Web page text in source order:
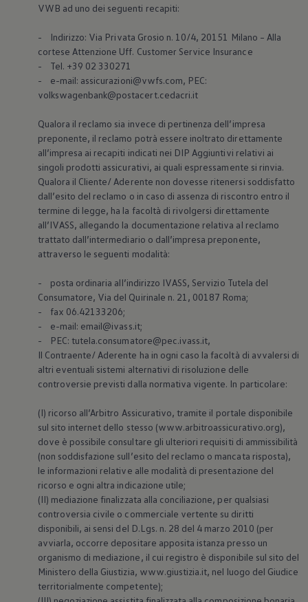
VWB ad uno dei seguenti recapiti:
- Indirizzo: Via Privata Grosio n. 10/4, 20151 Milano – Alla
cortese Attenzione Uff. Customer Service Insurance
- Tel. +39 02 330271
- e-mail: assicurazioni@vwfs.com, PEC:
volkswagenbank@postacert.cedacri.it
Qualora il reclamo sia invece di pertinenza dell’impresa
preponente, il reclamo potrà essere inoltrato direttamente
all’impresa ai recapiti indicati nei DIP Aggiuntivi relativi ai
singoli prodotti assicurativi, ai quali espressamente si rinvia.
Qualora il Cliente/ Aderente non dovesse ritenersi soddisfatto
dall’esito del reclamo o in caso di assenza di riscontro entro il
termine di legge, ha la facoltà di rivolgersi direttamente
all’IVASS, allegando la documentazione relativa al reclamo
trattato dall’intermediario o dall’impresa preponente,
attraverso le seguenti modalità:
- posta ordinaria all’indirizzo IVASS, Servizio Tutela del
Consumatore, Via del Quirinale n. 21, 00187 Roma;
- fax 06.42133206;
- e-mail: email@ivass.it;
- PEC: tutela.consumatore@pec.ivass.it,
Il Contraente/ Aderente ha in ogni caso la facoltà di avvalersi di
altri eventuali sistemi alternativi di risoluzione delle
controversie previsti dalla normativa vigente. In particolare:
(I) ricorso all’Arbitro Assicurativo, tramite il portale disponibile
sul sito internet dello stesso (www.arbitroassicurativo.org),
dove è possibile consultare gli ulteriori requisiti di ammissibilità
(non soddisfazione sull’esito del reclamo o mancata risposta),
le informazioni relative alle modalità di presentazione del
ricorso e ogni altra indicazione utile;
(II) mediazione finalizzata alla conciliazione, per qualsiasi
controversia civile o commerciale vertente su diritti
disponibili, ai sensi del D.Lgs. n. 28 del 4 marzo 2010 (per
avviarla, occorre depositare apposita istanza presso un
organismo di mediazione, il cui registro è disponibile sul sito del
Ministero della Giustizia, www.giustizia.it, nel luogo del Giudice
territorialmente competente);